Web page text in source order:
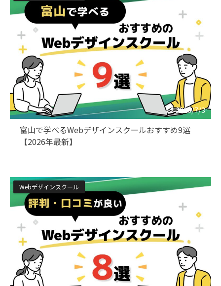
2026/7/3
富山で学べるWebデザインスクールおすすめ9選
【2026年最新】
Webデザインスクール